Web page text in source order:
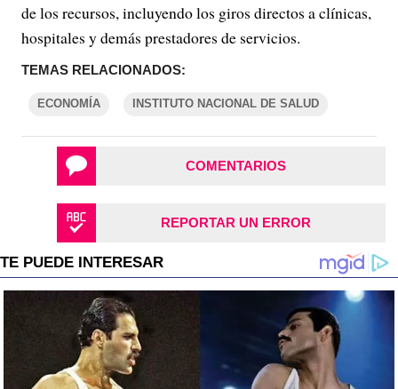
de los recursos, incluyendo los giros directos a clínicas,
hospitales y demás prestadores de servicios.
TEMAS RELACIONADOS:
ECONOMÍA INSTITUTO NACIONAL DE SALUD
COMENTARIOS
REPORTAR UN ERROR